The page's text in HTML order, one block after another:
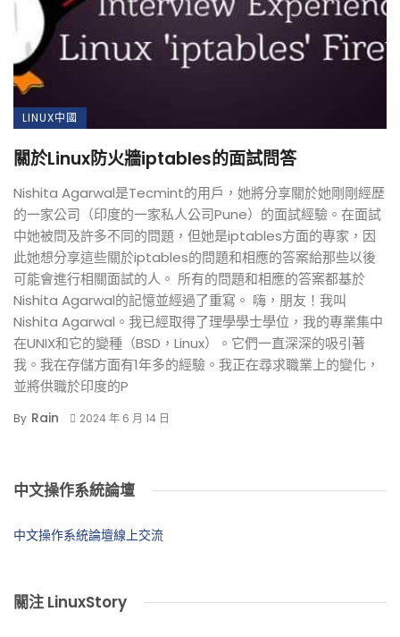
LINUX中國
關於Linux防火牆iptables的面試問答
Nishita Agarwal是Tecmint的用戶，她將分享關於她剛剛經歷
的一家公司（印度的一家私人公司Pune）的面試經驗。在面試
中她被問及許多不同的問題，但她是iptables方面的專家，因
此她想分享這些關於iptables的問題和相應的答案給那些以後
可能會進行相關面試的人。 所有的問題和相應的答案都基於
Nishita Agarwal的記憶並經過了重寫。 嗨，朋友！我叫
Nishita Agarwal。我已經取得了理學學士學位，我的專業集中
在UNIX和它的變種（BSD，Linux）。它們一直深深的吸引著
我。我在存儲方面有1年多的經驗。我正在尋求職業上的變化，
並將供職於印度的P
By Rain 2024 年 6 月 14 日
中文操作系統論壇
中文操作系統論壇線上交流
關注 LinuxStory